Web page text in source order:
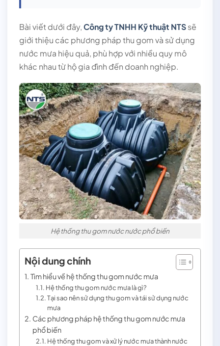
Bài viết dưới đây,Công ty TNHH Kỹ thuật NTSsẽ
giới thiệu các phương pháp thu gom và sử dụng
nước mưa hiệu quả, phù hợp với nhiều quy mô
khác nhau từ hộ gia đình đến doanh nghiệp.
Hệ thống thu gom nước nước phổ biến
Nội dung chính
Tìm hiểu về hệ thống thu gom nước mưa
Hệ thống thu gom nước mưa là gì?
Tại sao nên sử dụng thu gom và tái sử dụng nước
mưa
Các phương pháp hệ thống thu gom nước mưa
phổ biến
Hệ thống thu gom và xử lý nước mưa thành nước